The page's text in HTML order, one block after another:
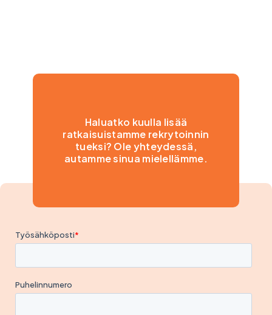
Haluatko kuulla lisää
ratkaisuistamme rekrytoinnin
tueksi? Ole yhteydessä,
autamme sinua mielellämme.